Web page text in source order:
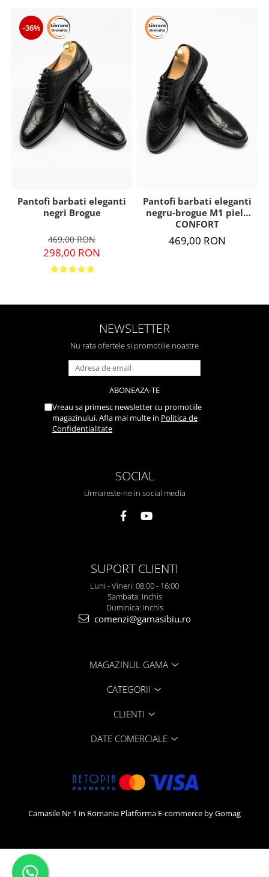
-36%
Pantofi barbati eleganti
negri Brogue
469,00 RON
298,00 RON
Pantofi barbati eleganti
negru-brogue M1 piele
CONFORT
469,00 RON
NEWSLETTER
Nu rata ofertele si promotiile noastre
Vreau sa primesc newsletter cu promotiile
magazinului. Afla mai multe in Politica de
Confidentialitate
SOCIAL
Urmareste-ne in social media
SUPORT CLIENTI
Luni - Vineri: 08:00 - 16:00
Sambata: Inchis
Duminica: Inchis
comenzi@gamasibiu.ro
MAGAZINUL GAMA
CATEGORII
CLIENTI
DATE COMERCIALE
Camasile Nr 1 in Romania Platforma E-commerce by Gomag